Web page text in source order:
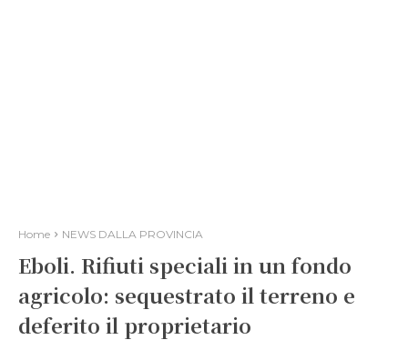
Home NEWS DALLA PROVINCIA
Eboli. Rifiuti speciali in un fondo
agricolo: sequestrato il terreno e
deferito il proprietario